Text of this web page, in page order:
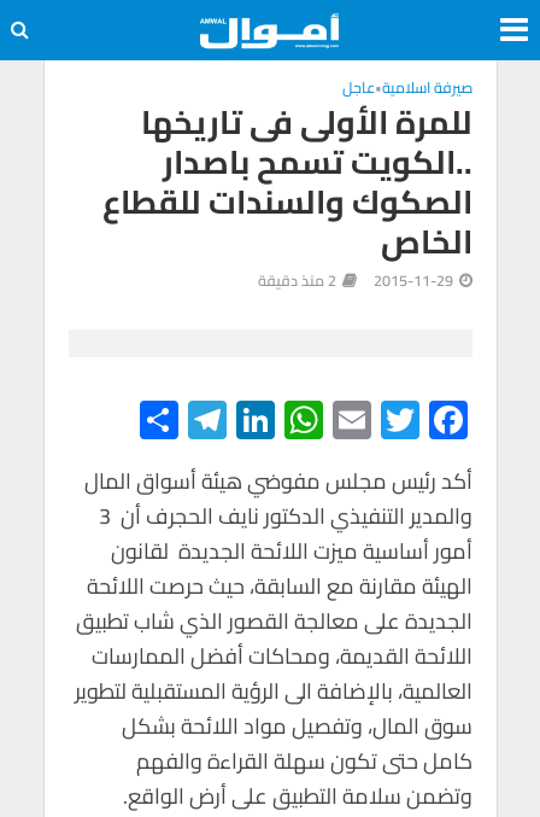
صيرفة اسلامية•عاجل
للمرة الأولى فى تاريخها
..الكويت تسمح باصدار
الصكوك والسندات للقطاع
الخاص
2015-11-29 2 منذ دقيقة
F
ac
e
b
o
o
k
T
wi
tt
er
E
m
ail
W
h
at
s
A
p
p
Li
n
ke
dI
n
Te
le
gr
a
m
h
ar
e
أكد رئيس مجلس مفوضي هيئة أسواق المال
والمدير التنفيذي الدكتور نايف الحجرف أن 3
أمور أساسية ميزت اللائحة الجديدة لقانون
الهيئة مقارنة مع السابقة، حيث حرصت اللائحة
الجديدة على معالجة القصور الذي شاب تطبيق
اللائحة القديمة، ومحاكات أفضل الممارسات
العالمية، بالإضافة الى الرؤية المستقبلية لتطوير
سوق المال، وتفصيل مواد اللائحة بشكل
كامل حتى تكون سهلة القراءة والفهم
وتضمن سلامة التطبيق على أرض الواقع.